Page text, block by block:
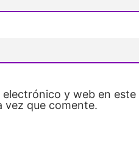
y web en este
vez que comente.